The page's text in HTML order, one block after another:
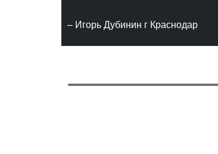
– Игорь Дубинин г Краснодар